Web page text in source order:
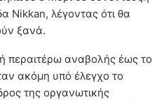
Nikkan, λέγοντας ότι θα
ξανά.
περαιτέρω αναβολής έως το
ακόμη υπό έλεγχο το
της οργανωτικής